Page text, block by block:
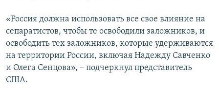
«Россия должна использовать все свое влияние на
сепаратистов, чтобы те освободили заложников, и
освободить тех заложников, которые удерживаются
на территории России, включая Надежду Савченко
и Олега Сенцова», – подчеркнул представитель
США.